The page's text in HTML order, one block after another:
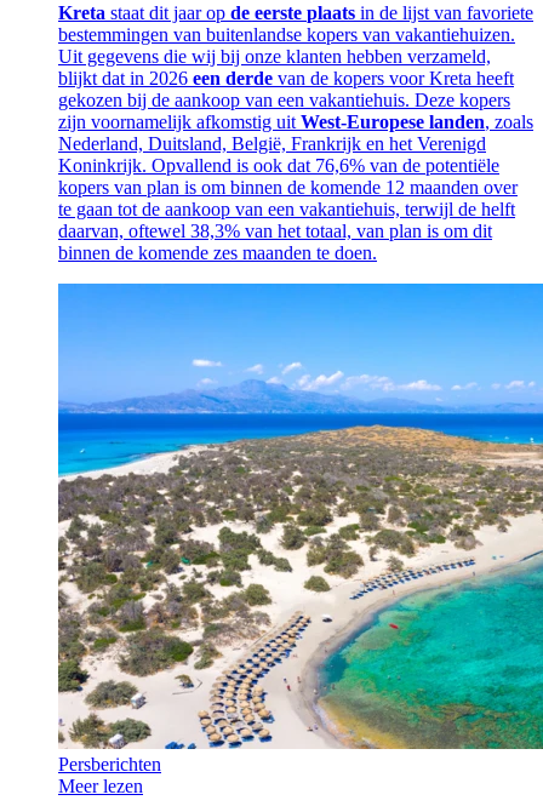
Kreta staat dit jaar op de eerste plaats in de lijst van favoriete
bestemmingen van buitenlandse kopers van vakantiehuizen.
Uit gegevens die wij bij onze klanten hebben verzameld,
blijkt dat in 2026 een derde van de kopers voor Kreta heeft
gekozen bij de aankoop van een vakantiehuis. Deze kopers
zijn voornamelijk afkomstig uit West-Europese landen, zoals
Nederland, Duitsland, België, Frankrijk en het Verenigd
Koninkrijk. Opvallend is ook dat 76,6% van de potentiële
kopers van plan is om binnen de komende 12 maanden over
te gaan tot de aankoop van een vakantiehuis, terwijl de helft
daarvan, oftewel 38,3% van het totaal, van plan is om dit
binnen de komende zes maanden te doen.
Persberichten
Meer lezen